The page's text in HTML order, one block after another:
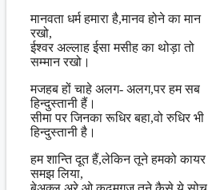
मानवता धर्म हमारा है,मानव होने का मान
रखो,
ईश्वर अल्लाह ईसा मसीह का थोड़ा तो
सम्मान रखो।
मजहब हों चाहे अलग- अलग,पर हम सब
हिन्दुस्तानी हैं।
सीमा पर जिनका रूधिर बहा,वो रुधिर भी
हिन्दुस्तानी है।
हम शान्ति दूत हैं,लेकिन तूने हमको कायर
समझ लिया,